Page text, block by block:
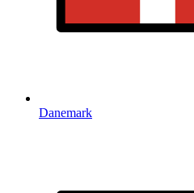
Danemark